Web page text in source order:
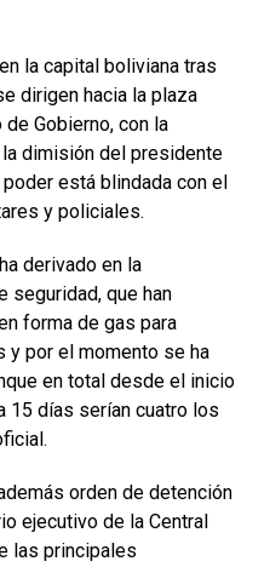
la capital boliviana tras
dirigen hacia la plaza
Gobierno, con la
dimisión del presidente
está blindada con el
y policiales.
derivado en la
seguridad, que han
forma de gas para
por el momento se ha
en total desde el inicio
15 días serían cuatro los
orden de detención
ejecutivo de la Central
las principales